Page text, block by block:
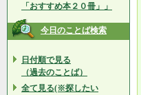
「おすすめ本２０冊」」
今日のことば検索
日付順で見る
（過去のことば）
全て見る(※探したい